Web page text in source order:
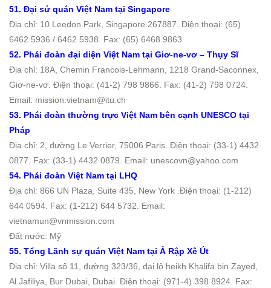
51. Đại sứ quán Việt Nam tại Singapore
Địa chỉ: 10 Leedon Park, Singapore 267887. Ðiện thoại: (65)
6462 5936 / 6462 5938. Fax: (65) 6468 9863
52. Phái đoàn đại diện Việt Nam tại Giơ-ne-vơ – Thụy Sĩ
Địa chỉ: 18A, Chemin Francois-Lehmann, 1218 Grand-Saconnex,
Giơ-ne-vơ. Ðiện thoại: (41-2) 798 9866. Fax: (41-2) 798 0724.
Email: mission.vietnam@itu.ch
53. Phái đoàn thường trực Việt Nam bên cạnh UNESCO tại
Pháp
Địa chỉ: 2, đường Le Verrier, 75006 Paris. Ðiện thoại: (33-1) 4432
0877. Fax: (33-1) 4432 0879. Email: unescovn@yahoo.com
54. Phái đoàn Việt Nam tại LHQ
Địa chỉ: 866 UN Plaza, Suite 435, New York .Ðiện thoại: (1-212)
644 0594. Fax: (1-212) 644 5732. Email:
vietnamun@vnmission.com
Đất nước: Mỹ
55. Tổng Lãnh sự quán Việt Nam tại Ả Rập Xê Út
Địa chỉ: Villa số 11, đường 323/36, đại lộ heikh Khalifa bin Zayed,
Al Jafiliya, Bur Dubai, Dubai. Ðiện thoại: (971-4) 398 8924. Fax: